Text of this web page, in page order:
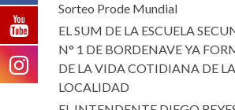
Sorteo Prode Mundial
EL SUM DE LA ESCUELA
N° 1 DE BORDENAVE YA
DE LA VIDA COTIDIANA DE LA
LOCALIDAD